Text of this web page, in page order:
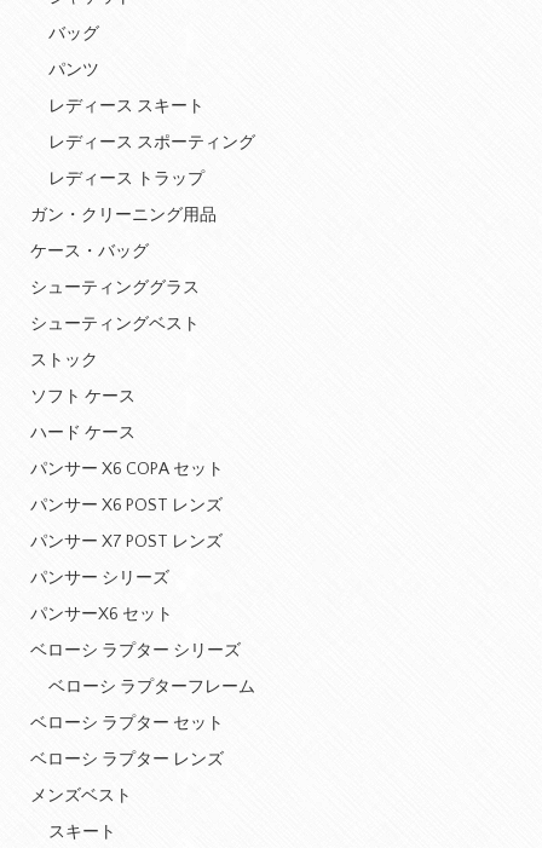
バッグ
パンツ
レディース スキート
レディース スポーティング
レディース トラップ
ガン・クリーニング用品
ケース・バッグ
シューティンググラス
シューティングベスト
ストック
ソフト ケース
ハード ケース
パンサー X6 COPA セット
パンサー X6 POST レンズ
パンサー X7 POST レンズ
パンサー シリーズ
パンサーX6 セット
ベローシ ラプター シリーズ
ベローシ ラプターフレーム
ベローシ ラプター セット
ベローシ ラプター レンズ
メンズベスト
スキート